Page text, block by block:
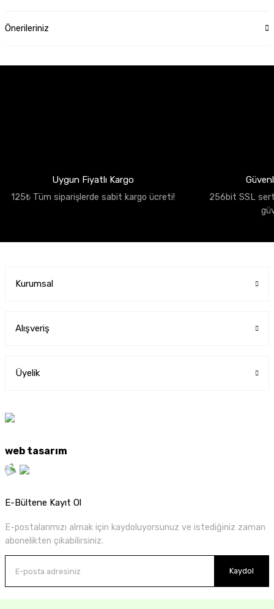
Önerileriniz
Uygun Fiyatlı Kargo
125₺ Tüm siparişlerde sabit kargo ücreti!
256bit SSL
Kurumsal
Alışveriş
Üyelik
web tasarım
E-Bültene Kayıt Ol
E-postalarımızı almak için kaydoluyorsunuz ve istediğiniz zaman
abonelikten çıkabilirsiniz.
Kaydol